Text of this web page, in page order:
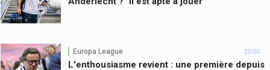
Europa League 20:00
L'enthousiasme revient : une première depuis